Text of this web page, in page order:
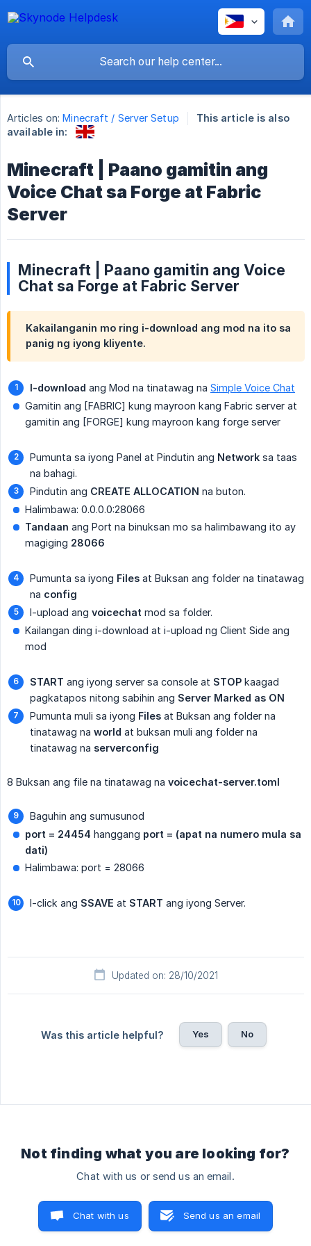
Articles on: Minecraft / Server Setup
This article is also
available in:
Minecraft | Paano gamitin ang
Voice Chat sa Forge at Fabric
Server
Minecraft | Paano gamitin ang Voice
Chat sa Forge at Fabric Server
Kakailanganin mo ring i-download ang mod na ito sa
panig ng iyong kliyente.
I-download ang Mod na tinatawag na Simple Voice Chat
Gamitin ang [FABRIC] kung mayroon kang Fabric server at
gamitin ang [FORGE] kung mayroon kang forge server
Pumunta sa iyong Panel at Pindutin ang Network sa taas
na bahagi.
Pindutin ang CREATE ALLOCATION na buton.
Halimbawa: 0.0.0.0:28066
Tandaan ang Port na binuksan mo sa halimbawang ito ay
magiging 28066
Pumunta sa iyong Files at Buksan ang folder na tinatawag
na config
I-upload ang voicechat mod sa folder.
Kailangan ding i-download at i-upload ng Client Side ang
mod
START ang iyong server sa console at STOP kaagad
pagkatapos nitong sabihin ang Server Marked as ON
Pumunta muli sa iyong Files at Buksan ang folder na
tinatawag na world at buksan muli ang folder na
tinatawag na serverconfig
8 Buksan ang file na tinatawag na voicechat-server.toml
Baguhin ang sumusunod
port = 24454 hanggang port = (apat na numero mula sa
dati)
Halimbawa: port = 28066
I-click ang SSAVE at START ang iyong Server.
Updated on: 28/10/2021
Was this article helpful? Yes No
Not finding what you are looking for?
Chat with us or send us an email.
Chat with us Send us an email